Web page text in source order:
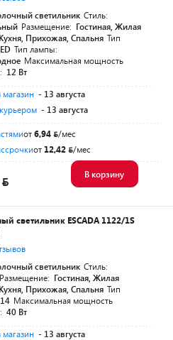
светильник Стиль:
Размещение: Гостиная, Жилая
Прихожая, Спальня Тип
Тип лампы:
Максимальная мощность
12 Вт
магазин - 13 августа
- 13 августа
от6,94
/мес
от 12,42 /мес
В корзину
светильник ESCADA 1122/1S
светильник Стиль:
Размещение: Гостиная, Жилая
Прихожая, Спальня Тип
Максимальная мощность
40 Вт
магазин - 13 августа